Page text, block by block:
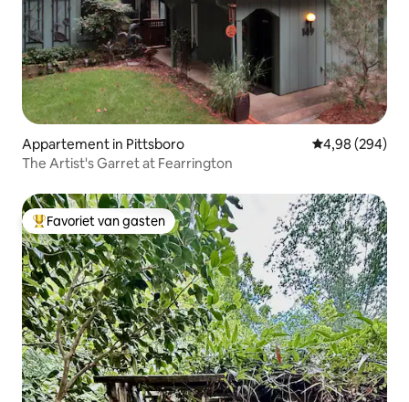
Appartement in Pittsboro Gemiddelde
4,98 (294)
The Artist's Garret at Fearrington
Topfavoriet van gasten
Favoriet van gasten